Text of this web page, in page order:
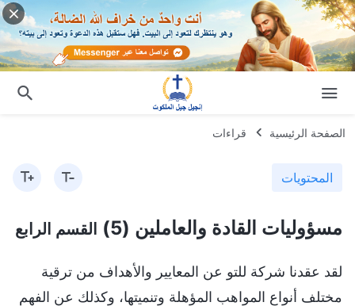
الصفحة الرئيسية قراءات
المحتويات
مسؤوليات القادة والعاملين (5) القسم الرابع
لقد عقدنا شركة للتو عن المعايير والأهداف من ترقية
مختلف أنواع المواهب المؤهلة وتنميتها، وكذلك عن الفهم